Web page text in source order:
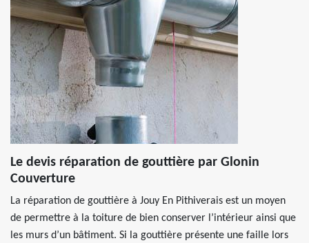
Le devis réparation de gouttière par Glonin
Couverture
La réparation de gouttière à Jouy En Pithiverais est un moyen
de permettre à la toiture de bien conserver l’intérieur ainsi que
les murs d’un bâtiment. Si la gouttière présente une faille lors